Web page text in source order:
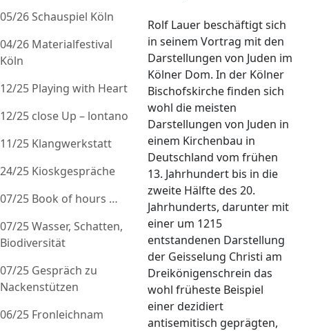
05/26 Schauspiel Köln
04/26 Materialfestival
Köln
12/25 Playing with Heart
12/25 close Up – lontano
11/25 Klangwerkstatt
24/25 Kioskgespräche
07/25 Book of hours …
07/25 Wasser, Schatten,
Biodiversität
07/25 Gespräch zu
Nackenstützen
06/25 Fronleichnam
Rolf Lauer beschäftigt sich
in seinem Vortrag mit den
Darstellungen von Juden im
Kölner Dom. In der Kölner
Bischofskirche finden sich
wohl die meisten
Darstellungen von Juden in
einem Kirchenbau in
Deutschland vom frühen
13. Jahrhundert bis in die
zweite Hälfte des 20.
Jahrhunderts, darunter mit
einer um 1215
entstandenen Darstellung
der Geisselung Christi am
Dreikönigenschrein das
wohl früheste Beispiel
einer dezidiert
antisemitisch geprägten,